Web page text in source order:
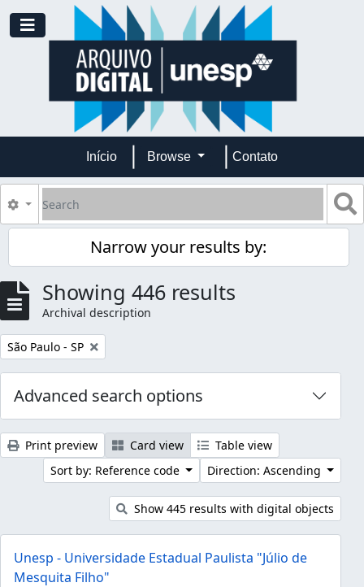
Skip to main content
Toggle navigation
Início Browse Contato
Search
Search options
Narrow your results by:
Showing 446 results
Archival description
Remove filter:
São Paulo - SP
Advanced search options
Print preview Card view
Table view
Sort by: Reference code
Direction: Ascending
Show 445 results with digital objects
Unesp - Universidade Estadual Paulista "Júlio de
Mesquita Filho"